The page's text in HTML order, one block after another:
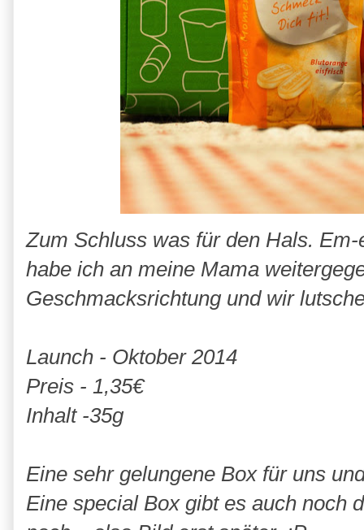
Zum Schluss was für den Hals.
habe ich an meine Mama
Geschmacksrichtung und wir
Launch - Oktober 2014
Preis - 1,35€
Inhalt -35g
Eine sehr gelungene Box für uns
Eine special Box gibt es auch noch